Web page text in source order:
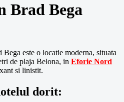
Brad Bega
este o locatie moderna, situata
de plaja Belona, in Eforie Nord
si linistit.
dorit: